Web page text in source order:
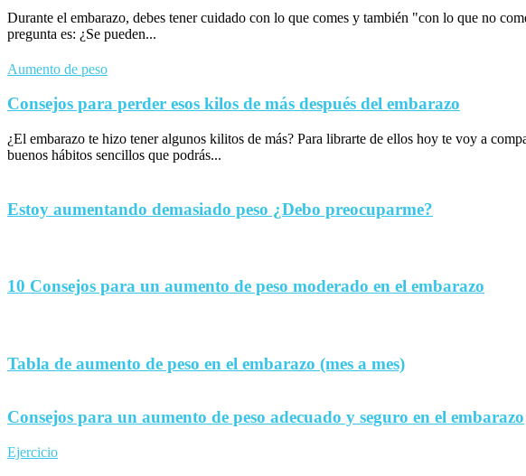
Durante el embarazo, debes tener cuidado con lo que comes y también "con lo que no
pregunta es: ¿Se pueden...
Aumento de peso
Consejos para perder esos kilos de más después del embarazo
¿El embarazo te hizo tener algunos kilitos de más? Para librarte de ellos hoy te voy a
buenos hábitos sencillos que podrás...
Estoy aumentando demasiado peso ¿Debo preocuparme?
10 Consejos para un aumento de peso moderado en el embarazo
Tabla de aumento de peso en el embarazo (mes a mes)
Consejos para un aumento de peso adecuado y seguro en el embarazo
Ejercicio